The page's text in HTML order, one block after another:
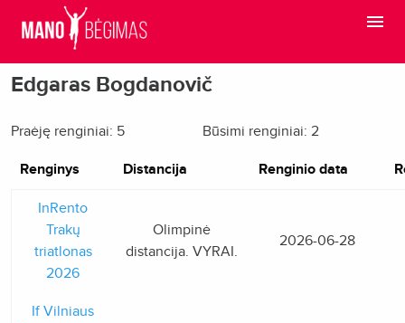
Edgaras Bogdanovič
Praėję renginiai: 5 Būsimi renginiai: 2
Renginys Distancija Renginio data
InRento
Trakų
triatlonas
2026
Olimpinė
distancija. VYRAI.
2026-06-28
If Vilniaus